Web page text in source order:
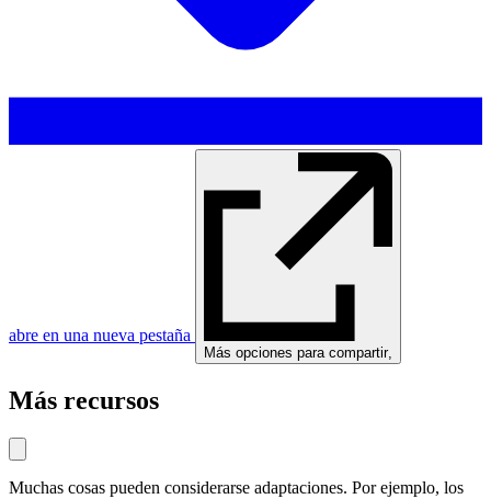
abre en una nueva pestaña
Más opciones para compartir,
Más recursos
Muchas cosas pueden considerarse adaptaciones. Por ejemplo, los